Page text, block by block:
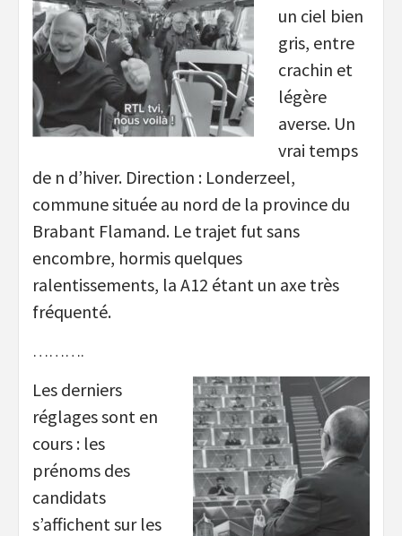
un ciel bien
gris, entre
crachin et
légère
averse. Un
vrai temps
de n d’hiver. Direction : Londerzeel,
commune située au nord de la province du
Brabant Flamand. Le trajet fut sans
encombre, hormis quelques
ralentissements, la A12 étant un axe très
fréquenté.
……….
Les derniers
réglages sont en
cours : les
prénoms des
candidats
s’affichent sur les